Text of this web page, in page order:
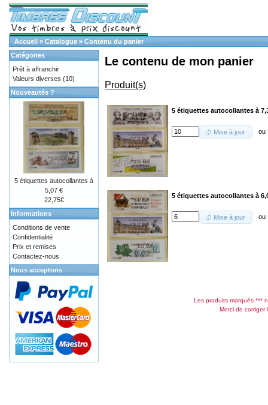
Accueil » Catalogue » Contenu du panier
Le contenu de mon panier
Produit(s)
5 étiquettes autocollantes à
Mise à jour ou
5 étiquettes autocollantes à
Mise à jour ou
Les produits marqués ***
Merci de corriger
Catégories
Prêt à affranchir
Valeurs diverses (10)
Nouveautés ?
5 étiquettes autocollantes à
5,07 €
22,75€
Informations
Conditions de vente
Confidentialité
Prix et remises
Contactez-nous
Nous acceptons